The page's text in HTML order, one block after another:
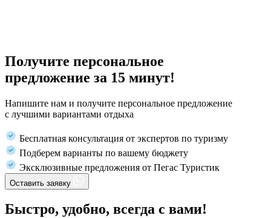
Получите персональное
предложение за 15 минут!
Напишите нам и получите персональное предложение
с лучшими вариантами отдыха
Бесплатная консультация от экспертов по туризму
Подберем варианты по вашему бюджету
Эксклюзивные предложения от Пегас Туристик
Оставить заявку
Быстро, удобно, всегда с вами!